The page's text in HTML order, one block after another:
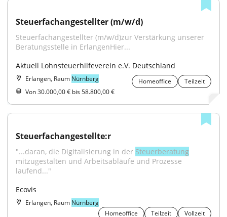
Steuerfachangestellter (m/w/d)
Steuerfachangestellter (m/w/d)zur Verstärkung unserer
Beratungsstelle in ErlangenHier...
Aktuell Lohnsteuerhilfeverein e.V. Deutschland
Erlangen, Raum Nürnberg Homeoffice
Teilzeit
Von 30.000,00 € bis 58.800,00 €
Steuerfachangestellte:r
"...daran, die Digitalisierung in der Steuerberatung
mitzugestalten und Arbeitsabläufe und Prozesse
laufend..."
Ecovis
Erlangen, Raum Nürnberg
Homeoffice
Teilzeit
Vollzeit